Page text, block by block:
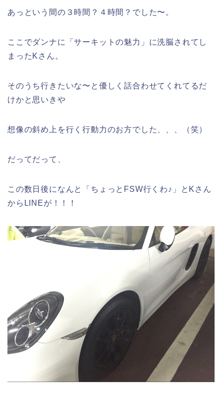
あっという間の３時間？４時間？でした〜。
ここでダンナに「サーキットの魅力」に洗脳されてし
まったKさん。
そのうち行きたいな〜と優しく話合わせてくれてるだ
けかと思いきや
想像の斜め上を行く行動力のお方でした、、、（笑）
だってだって、
この数日後になんと「ちょっとFSW行くわ♪」とKさん
からLINEが！！！